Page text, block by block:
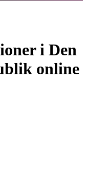
i Den
online